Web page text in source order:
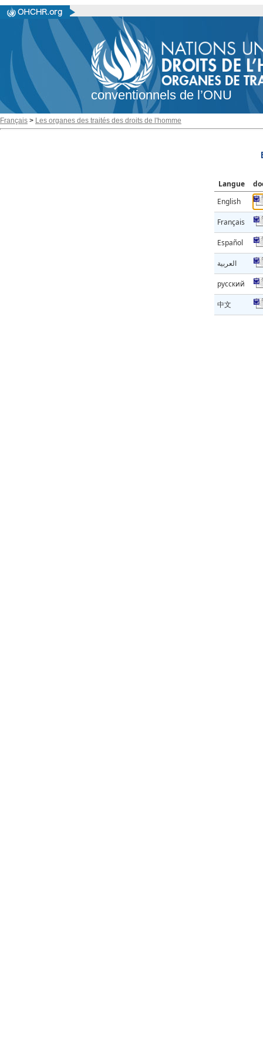
conventionnels de l’ONU
Français > Les organes des traités des droits de l'homme
Langue
English
Français
Español
العربية
русский
中文